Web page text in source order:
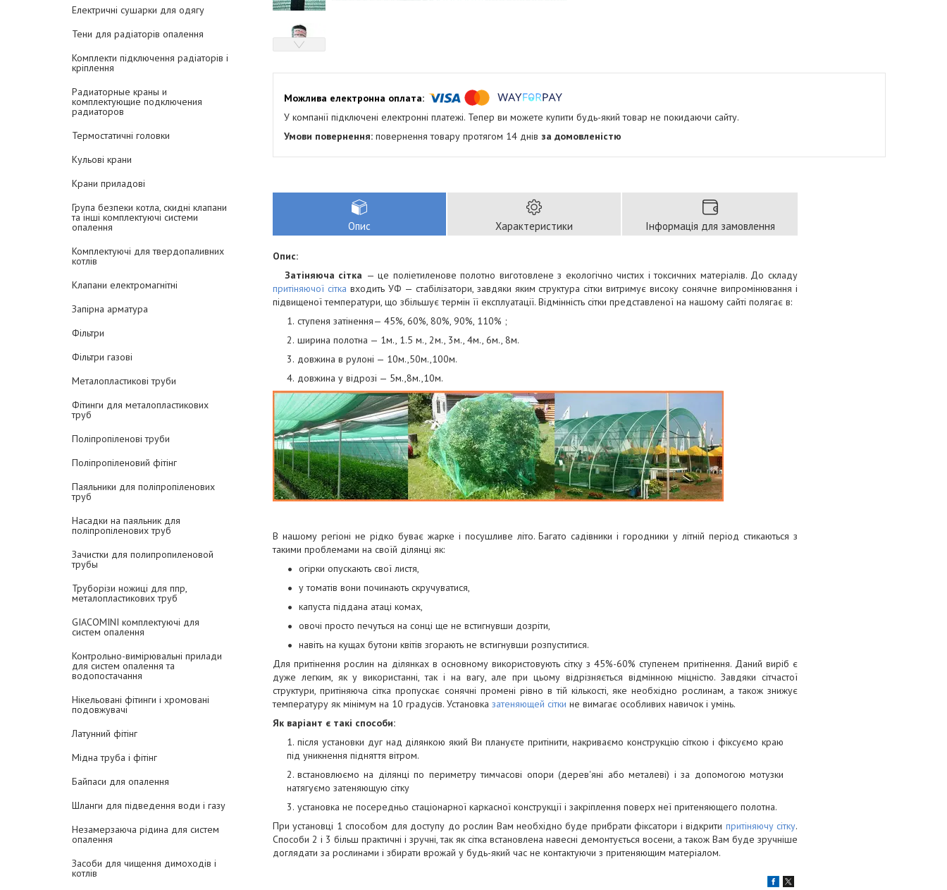
Електричні сушарки для одягу
Тени для радіаторів опалення
Комплекти підключення радіаторів і
кріплення
Радиаторные краны и
комплектующие подключения
радиаторов
Термостатичні головки
Кульові крани
Крани приладові
Група безпеки котла, скидні клапани
та інші комплектуючі системи
опалення
Комплектуючі для твердопаливних
котлів
Клапани електромагнітні
Запірна арматура
Фільтри
Фільтри газові
Металопластикові труби
Фітинги для металопластикових
труб
Поліпропіленові труби
Поліпропіленовий фітінг
Паяльники для поліпропіленових
труб
Насадки на паяльник для
поліпропіленових труб
Зачистки для полипропиленовой
трубы
Труборізи ножиці для ппр,
металопластикових труб
GIACOMINI комплектуючі для
систем опалення
Контрольно-вимірювальні прилади
для систем опалення та
водопостачання
Нікельовані фітинги і хромовані
подовжувачі
Латунний фітінг
Мідна труба і фітінг
Байпаси для опалення
Шланги для підведення води і газу
Незамерзаюча рідина для систем
опалення
Засоби для чищення димоходів і
котлів
У компанії підключені електронні платежі. Тепер ви можете купити будь-який товар не покидаючи сайту.
повернення товару протягом 14 днів за домовленістю
Опис Характеристики Інформація для замовлення
Опис:
Затіняюча сітка — це поліетиленове полотно виготовлене з екологічно чистих і токсичних матеріалів. До складу
притіняючої сітка входить УФ — стабілізатори, завдяки яким структура сітки витримує високу сонячне випромінювання і
підвищеної температури, що збільшує термін її експлуатації. Відмінність сітки представленої на нашому сайті полягає в:
ступеня затінення— 45%, 60%, 80%, 90%, 110% ;
ширина полотна — 1м., 1.5 м., 2м., 3м., 4м., 6м., 8м.
довжина в рулоні — 10м.,50м.,100м.
довжина у відрозі — 5м.,8м.,10м.
В нашому регіоні не рідко буває жарке і посушливе літо. Багато садівники і городники у літній період стикаються з
такими проблемами на своїй ділянці як:
огірки опускають свої листя,
у томатів вони починають скручуватися,
капуста піддана атаці комах,
овочі просто печуться на сонці ще не встигнувши дозріти,
навіть на кущах бутони квітів згорають не встигнувши розпуститися.
Для притінення рослин на ділянках в основному використовують сітку з 45%-60% ступенем притінення. Даний виріб є
дуже легким, як у використанні, так і на вагу, але при цьому відрізняється відмінною міцністю. Завдяки сітчастої
структури, притіняюча сітка пропускає сонячні промені рівно в тій кількості, яке необхідно рослинам, а також знижує
температуру як мінімум на 10 градусів. Установка затеняющей сітки не вимагає особливих навичок і умінь.
Як варіант є такі способи:
після установки дуг над ділянкою який Ви плануєте притінити, накриваємо конструкцію сіткою і фіксуємо краю
під уникнення підняття вітром.
встановлюємо на ділянці по периметру тимчасові опори (дерев'яні або металеві) і за допомогою мотузки
натягуємо затеняющую сітку
установка не посередньо стаціонарної каркасної конструкції і закріплення поверх неї притеняющего полотна.
При установці 1 способом для доступу до рослин Вам необхідно буде прибрати фіксатори і відкрити притіняючу сітку.
Способи 2 і 3 більш практичні і зручні, так як сітка встановлена навесні демонтується восени, а також Вам буде зручніше
доглядати за рослинами і збирати врожай у будь-який час не контактуючи з притеняющим матеріалом.